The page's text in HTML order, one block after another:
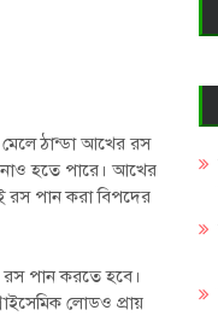
ঠান্ডা আখের রস
নাও হতে পারে। আখের
রস পান করা বিপদের
রস পান করতে হবে।
লোডও প্রায়